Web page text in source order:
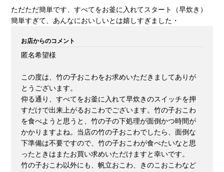
ただただ簡単です、すべてをお釜に入れてスタート（早炊き）
簡単すぎて、あんなにおいしいとは嬉しすぎました・
お店からのコメント
匿名希望様
この度は、竹の子おこわをお求めいただきましてありが
とうございます。
仰る通り、すべてをお釜に入れて早炊きのスイッチを押
すだけで出来上がるおこわでございます。竹の子おこわ
を食べようと思うと、竹の子の下処理が面倒かつ時間が
かかりますよね。当店の竹の子おこわでしたら、面倒な
下準備は不要ですので、竹の子おこわが食べたいなと思
ったときはまたお買い求めいただけますと幸いです。
竹の子おこわ以外にも、帆立おこわ、きのこおこわなど